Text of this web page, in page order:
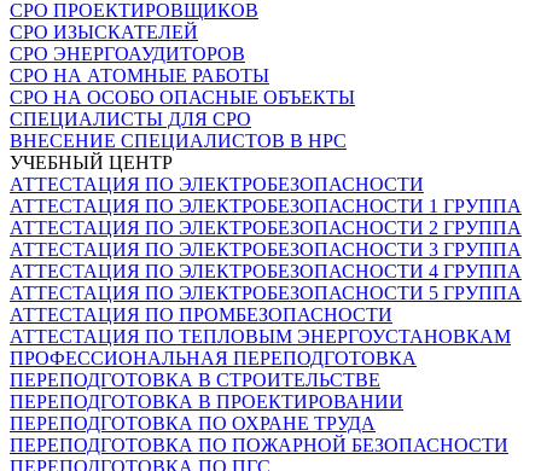
СРО ПРОЕКТИРОВЩИКОВ
СРО ИЗЫСКАТЕЛЕЙ
СРО ЭНЕРГОАУДИТОРОВ
СРО НА АТОМНЫЕ РАБОТЫ
СРО НА ОСОБО ОПАСНЫЕ ОБЪЕКТЫ
СПЕЦИАЛИСТЫ ДЛЯ СРО
ВНЕСЕНИЕ СПЕЦИАЛИСТОВ В НРС
УЧЕБНЫЙ ЦЕНТР
АТТЕСТАЦИЯ ПО ЭЛЕКТРОБЕЗОПАСНОСТИ
АТТЕСТАЦИЯ ПО ЭЛЕКТРОБЕЗОПАСНОСТИ 1 ГРУППА
АТТЕСТАЦИЯ ПО ЭЛЕКТРОБЕЗОПАСНОСТИ 2 ГРУППА
АТТЕСТАЦИЯ ПО ЭЛЕКТРОБЕЗОПАСНОСТИ 3 ГРУППА
АТТЕСТАЦИЯ ПО ЭЛЕКТРОБЕЗОПАСНОСТИ 4 ГРУППА
АТТЕСТАЦИЯ ПО ЭЛЕКТРОБЕЗОПАСНОСТИ 5 ГРУППА
АТТЕСТАЦИЯ ПО ПРОМБЕЗОПАСНОСТИ
АТТЕСТАЦИЯ ПО ТЕПЛОВЫМ ЭНЕРГОУСТАНОВКАМ
ПРОФЕССИОНАЛЬНАЯ ПЕРЕПОДГОТОВКА
ПЕРЕПОДГОТОВКА В СТРОИТЕЛЬСТВЕ
ПЕРЕПОДГОТОВКА В ПРОЕКТИРОВАНИИ
ПЕРЕПОДГОТОВКА ПО ОХРАНЕ ТРУДА
ПЕРЕПОДГОТОВКА ПО ПОЖАРНОЙ БЕЗОПАСНОСТИ
ПЕРЕПОДГОТОВКА ПО ПГС